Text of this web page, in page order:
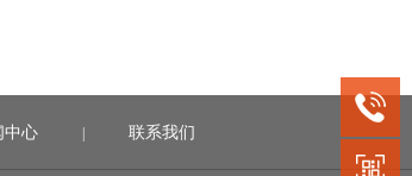
中心 | 联系我们